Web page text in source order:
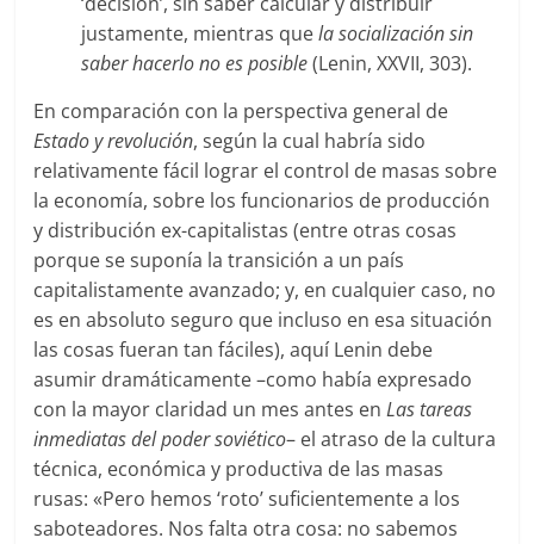
justamente, mientras quela socialización sin
saber hacerlo no es posible(Lenin, XXVII, 303).
En comparación con la perspectiva general de
Estado y revolución, según la cual habría sido
relativamente fácil lograr el control de masas sobre
la economía, sobre los funcionarios de producción
y distribución ex-capitalistas (entre otras cosas
porque se suponía la transición a un país
capitalistamente avanzado; y, en cualquier caso, no
es en absoluto seguro que incluso en esa situación
las cosas fueran tan fáciles), aquí Lenin debe
asumir dramáticamente –como había expresado
con la mayor claridad un mes antes enLas tareas
inmediatas del poder soviético– el atraso de la cultura
técnica, económica y productiva de las masas
rusas: «Pero hemos ‘roto’ suficientemente a los
saboteadores. Nos falta otra cosa: no sabemos